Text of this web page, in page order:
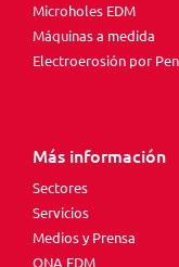
Microholes EDM
Máquinas a medida
Electroerosión por
Más información
Sectores
Servicios
Medios y Prensa
ONA EDM